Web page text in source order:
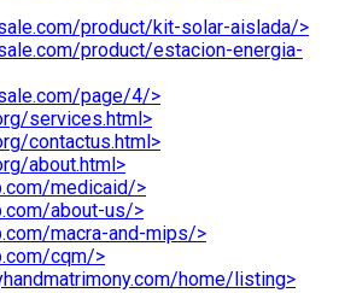
product/kit-solar-aislada/>
product/estacion-energia-
page/4/>
services.html>
contactus.html>
about.html>
medicaid/>
about-us/>
macra-and-mips/>
cqm/>
home/listing>